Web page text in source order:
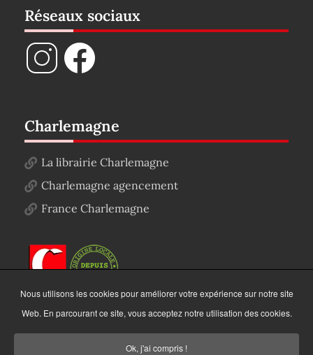
Réseaux sociaux
Charlemagne
La librairie Charlemagne
Charlemagne agencement
France Charlemagne
Nous utilisons les cookies pour améliorer votre expérience sur notre site
Web. En parcourant ce site, vous acceptez notre utilisation des cookies.
Ok, j'ai compris !